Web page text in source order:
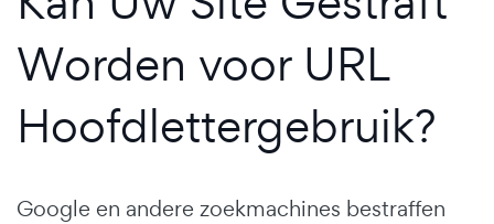
Worden voor URL
Hoofdlettergebruik?
Google en andere zoekmachines bestraffen